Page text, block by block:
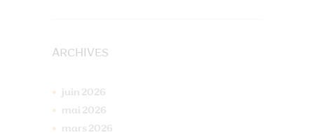
ARCHIVES
juin 2026
mai 2026
mars 2026